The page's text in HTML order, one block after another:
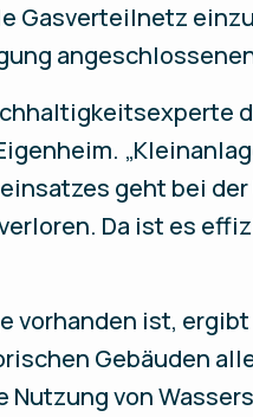
Gasverteilnetz
geht bei
Da ist es
vorhanden ist,
Gebäuden
von